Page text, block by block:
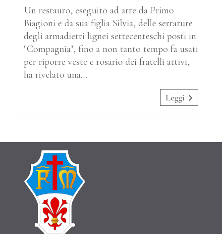
Un restauro, eseguito ad arte da Primo
Biagioni e da sua figlia Silvia, delle serrature
degli armadietti lignei settecenteschi posti in
"Compagnia", fino a non tanto tempo fa usati
per riporre veste e rosario dei fratelli attivi,
ha rivelato una…
Leggi